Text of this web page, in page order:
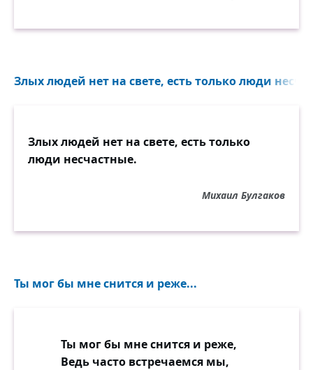
Злых людей нет на свете, есть только люди
Злых людей нет на свете, есть только
люди несчастные.
Михаил Булгаков
Ты мог бы мне снится и реже...
Ты мог бы мне снится и реже,
Ведь часто встречаемся мы,